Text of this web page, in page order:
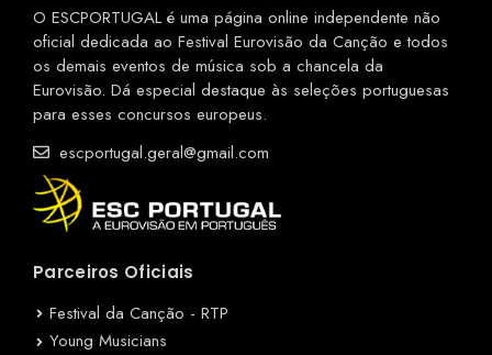
O ESCPORTUGAL é uma página online independente não
oficial dedicada ao Festival Eurovisão da Canção e todos
os demais eventos de música sob a chancela da
Eurovisão. Dá especial destaque às seleções portuguesas
para esses concursos europeus.
escportugal.geral@gmail.com
Parceiros Oficiais
Festival da Canção - RTP
Young Musicians